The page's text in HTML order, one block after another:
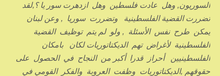
السوريون, وهل عادت فلسطين وهل ازدهرت سور يا ؟,لقد
تضررت القضية الفلسطينية وتضررت سوريا , وعن لبنان
يمكن طرح نفس الأسئلة , ولو لم يتم توظيف القضية
الفلسطينية لأغراض تهم الديكتاتوريات لكان بامكان
الفلسطينيين أحراز قدرا أكبر من النجاح في الحصول على
حقوقهم ,الديكتاتوريات وظفت العروبة والفكر القومي في